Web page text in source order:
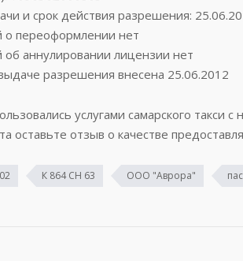
и срок действия разрешения:
о переоформлении нет
об аннулировании лицензии нет
разрешения внесена 25.06.2012
услугами самарского такси
оставьте отзыв о качестве
К 864 СН 63 ООО "Аврора"